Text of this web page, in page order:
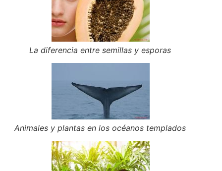
La diferencia entre semillas y esporas
Animales y plantas en los océanos templados